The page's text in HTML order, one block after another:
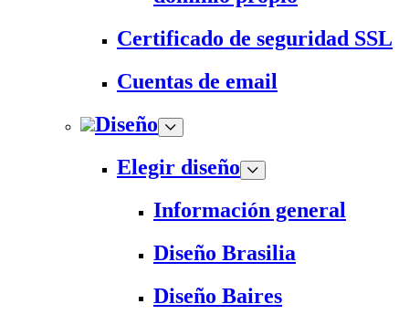
Certificado de seguridad SSL
Cuentas de email
Diseño
Elegir diseño
Información general
Diseño Brasilia
Diseño Baires